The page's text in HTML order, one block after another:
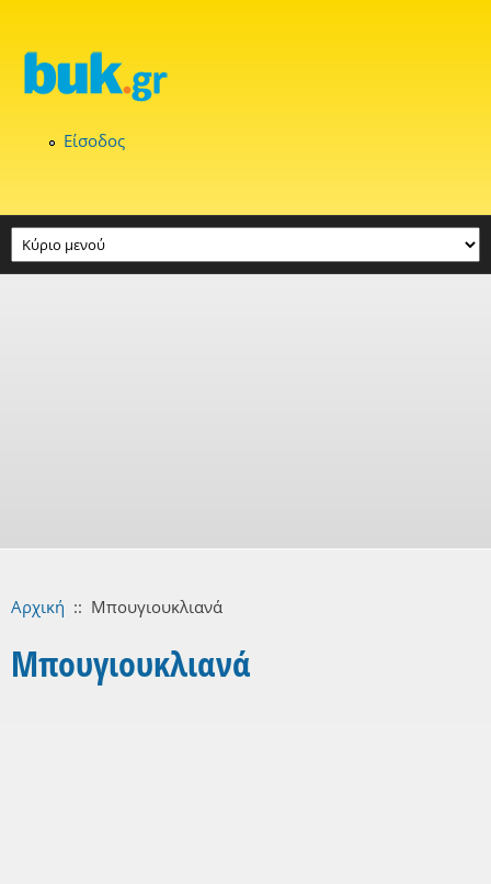
Είσοδος
Αρχική :: Μπουγιουκλιανά
Μπουγιουκλιανά